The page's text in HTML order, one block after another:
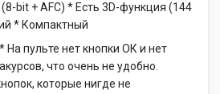
bit + AFC) * Есть 3D-функция (144
* Компактный
На пульте нет кнопки ОК и нет
что очень не удобно.
которые нигде не